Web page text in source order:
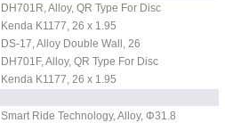
DH701R, Alloy, QR Type For Disc
Kenda K1177, 26 x 1.95
DS-17, Alloy Double Wall, 26
DH701F, Alloy, QR Type For Disc
Kenda K1177, 26 x 1.95
Smart Ride Technology, Alloy, Φ31.8